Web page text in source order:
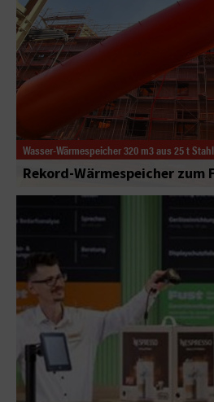
Wasser-Wärmespeicher 320 m3 aus 25 t Stahl
Rekord-Wärmespeicher zum